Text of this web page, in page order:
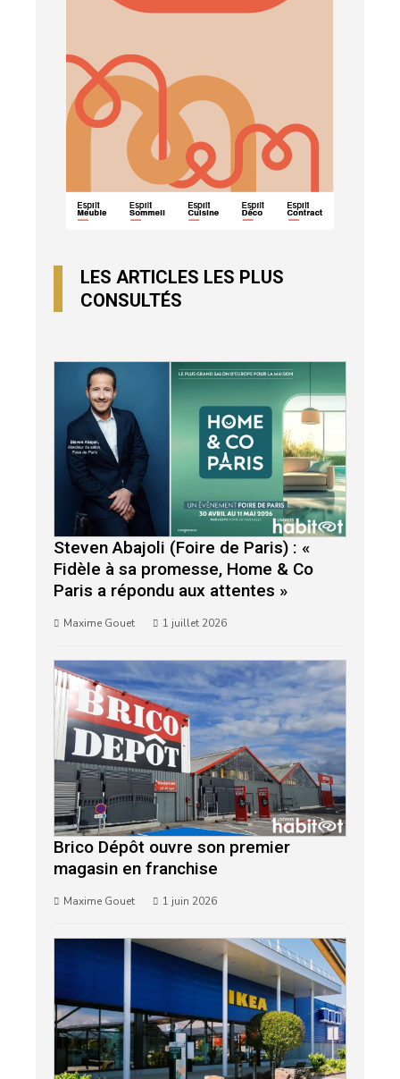
LES ARTICLES LES PLUS
CONSULTÉS
Steven Abajoli (Foire de Paris) : «
Fidèle à sa promesse, Home & Co
Paris a répondu aux attentes »
Maxime Gouet 1 juillet 2026
Brico Dépôt ouvre son premier
magasin en franchise
Maxime Gouet 1 juin 2026